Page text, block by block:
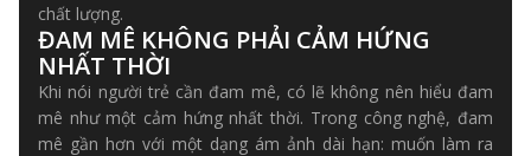
chất lượng.
ĐAM MÊ KHÔNG PHẢI CẢM HỨNG
NHẤT THỜI
Khi nói người trẻ cần đam mê, có lẽ không nên hiểu đam
mê như một cảm hứng nhất thời. Trong công nghệ, đam
mê gần hơn với một dạng ám ảnh dài hạn: muốn làm ra